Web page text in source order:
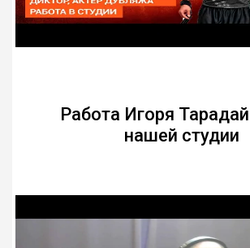
Работа Игоря
нашей студии